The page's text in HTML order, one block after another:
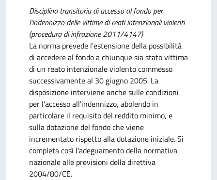
Disciplina transitoria di accesso al fondo per
l'indennizzo delle vittime di reati intenzionali violenti
(procedura di infrazione 2011/4147)
La norma prevede l'estensione della possibilità
di accedere al fondo a chiunque sia stato vittima
di un reato intenzionale violento commesso
successivamente al 30 giugno 2005. La
disposizione interviene anche sulle condizioni
per l'accesso all'indennizzo, abolendo in
particolare il requisito del reddito minimo, e
sulla dotazione del fondo che viene
incrementato rispetto alla dotazione iniziale. Si
completa così l'adeguamento della normativa
nazionale alle previsioni della direttiva
2004/80/CE.